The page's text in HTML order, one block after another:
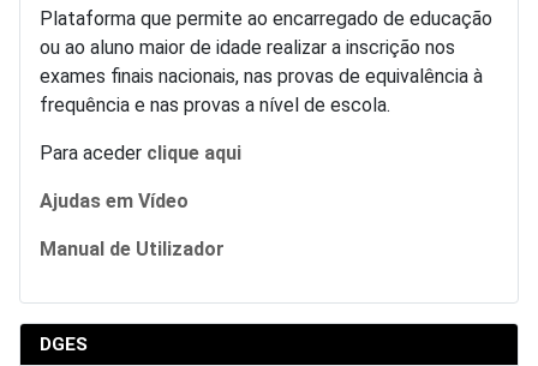
Plataforma que permite ao encarregado de educação
ou ao aluno maior de idade realizar a inscrição nos
exames finais nacionais, nas provas de equivalência à
frequência e nas provas a nível de escola.
Para aceder clique aqui
Ajudas em Vídeo
Manual de Utilizador
DGES